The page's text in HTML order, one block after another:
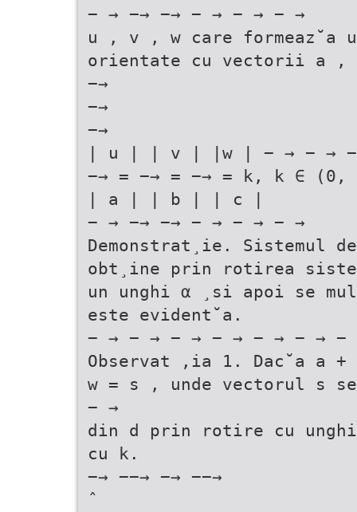
− → −→ −→ − → − → − →
u , v , w care
orientate cu vectorii a ,
−→
−→
−→
| u | | v | |w | − → − → −
−→ = −→ = −→ = k, k ∈
| a | | b | | c |
− → −→ −→ − → − → − →
Demonstrat¸ie.
obt¸ine prin rotirea
un unghi α ¸si apoi se
este evident˘a.
− → − → − → − → − → − → −
Observat ,ia 1. Dac˘a a
w = s , unde vectorul s
− →
din d prin rotire cu
cu k.
−→ −−→ −→ −−→
ˆ